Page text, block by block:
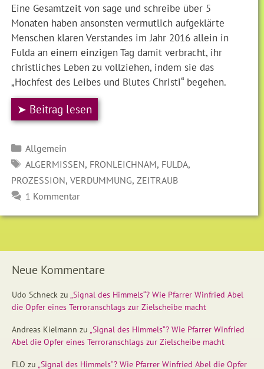
Eine Gesamtzeit von sage und schreibe über 5
Monaten haben ansonsten vermutlich aufgeklärte
Menschen klaren Verstandes im Jahr 2016 allein in
Fulda an einem einzigen Tag damit verbracht, ihr
christliches Leben zu vollziehen, indem sie das
„Hochfest des Leibes und Blutes Christi“ begehen.
➤ Beitrag lesen
Kategorien
Allgemein
SCHLAGWÖRTER
ALGERMISSEN, FRONLEICHNAM, FULDA,
PROZESSION,VERDUMMUNG,ZEITRAUB
1 Kommentar
Neue Kommentare
Udo Schneck zu „Signal des Himmels“? Wie Pfarrer Winfried Abel
die Opfer eines Terroranschlags zur Zielscheibe macht
Andreas Kielmann zu „Signal des Himmels“? Wie Pfarrer Winfried
Abel die Opfer eines Terroranschlags zur Zielscheibe macht
FLO zu „Signal des Himmels“? Wie Pfarrer Winfried Abel die Opfer